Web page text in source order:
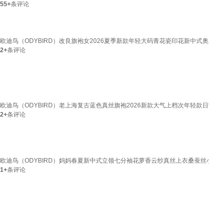
55+条评论
欧迪鸟（ODYBIRD）改良旗袍女2026夏季新款年轻大码青花瓷印花新中式
2+条评论
欧迪鸟（ODYBIRD）老上海复古蓝色真丝旗袍2026新款大气上档次年轻款
2+条评论
欧迪鸟（ODYBIRD）妈妈春夏新中式立领七分袖花萝香云纱真丝上衣桑蚕丝
1+条评论